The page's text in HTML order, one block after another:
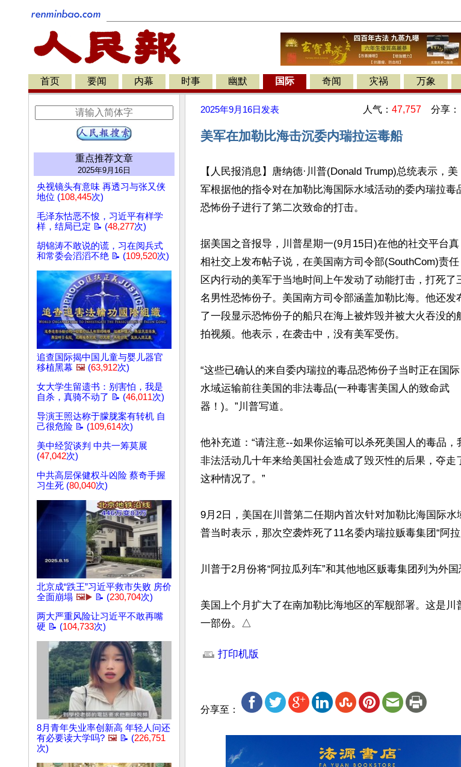
首页 要闻 内幕 时事 幽默 国际 奇闻 灾祸 万象
重点推荐文章
2025年9月16日
央视镜头有意味 再透习与张又侠
地位 (108,445次)
毛泽东怙恶不悛，习近平有样学
样，结局已定 📝 (48,277次)
胡锦涛不敢说的谎，习在阅兵式
和常委会滔滔不绝 📝 (109,520次)
追查国际揭中国儿童与婴儿器官
移植黑幕 🖼️ (63,912次)
女大学生留遗书：别害怕，我是
自杀，真骑不动了 📝 (46,011次)
导演王照达称于朦胧案有转机 自
己很危险 📝 (109,614次)
美中经贸谈判 中共一筹莫展
(47,042次)
中共高层保健权斗凶险 蔡奇手握
习生死 (80,040次)
北京成“跌王”习近平救市失败 房价
全面崩塌 🖼️▶️ 📝 (230,704次)
两大严重风险让习近平不敢再嘴
硬 📝 (104,733次)
8月青年失业率创新高 年轻人问还
有必要读大学吗? 🖼️ 📝 (226,751
次)
2025年9月16日 发表 人气： 47,757 分享：
美军在加勒比海击沉委内瑞拉运毒船
【人民报消息】唐纳德·川普(Donald Trump)总统表示，美
军根据他的指令对在加勒比海国际水域活动的委内瑞拉毒
恐怖份子进行了第二次致命的打击。
据美国之音报导，川普星期一(9月15日)在他的社交平台真
相社交上发布帖子说，在美国南方司令部(SouthCom)责任
区内行动的美军于当地时间上午发动了动能打击，打死了
名男性恐怖份子。美国南方司令部涵盖加勒比海。他还发
了一段显示恐怖份子的船只在海上被炸毁并被大火吞没的
拍视频。他表示，在袭击中，没有美军受伤。
“这些已确认的来自委内瑞拉的毒品恐怖份子当时正在国际
水域运输前往美国的非法毒品(一种毒害美国人的致命武
器！)。”川普写道。
他补充道：“请注意--如果你运输可以杀死美国人的毒品
非法活动几十年来给美国社会造成了毁灭性的后果，夺
这种情况了。”
9月2日，美国在川普第二任期内首次针对加勒比海国际水
普当时表示，那次空袭炸死了11名委内瑞拉贩毒集团“阿拉
川普于2月份将“阿拉瓜列车”和其他地区贩毒集团列为外国
美国上个月扩大了在南加勒比海地区的军舰部署。这是
一部份。△
打印机版
分享至：